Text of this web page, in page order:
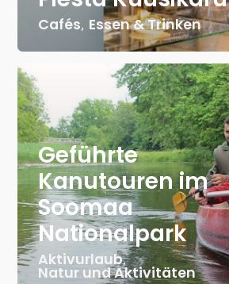
Cafés, Essen & Trinken
Geführte
Kanutouren im
Soomaa
Nationalpark
Aktivurlaub,
Natur und Aktivitäten